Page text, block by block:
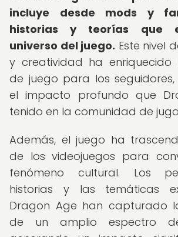
incluye desde mods y
historias y teorías que
universo del juego. Este nivel
y creatividad ha enriquecido
de juego para los
el impacto profundo que
tenido en la comunidad de
Además, el juego ha
de los videojuegos para
fenómeno cultural. Los
historias y las temáticas
Dragon Age han capturado
de un amplio espectro